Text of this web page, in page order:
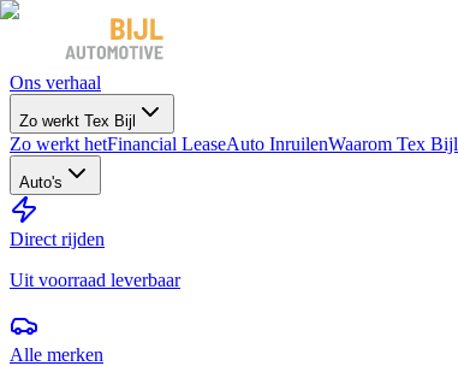
Ons verhaal
Zo werkt Tex Bijl
Zo werkt hetFinancial LeaseAuto InruilenWaarom Tex Bijl
Auto's
Direct rijden
Uit voorraad leverbaar
Alle merken